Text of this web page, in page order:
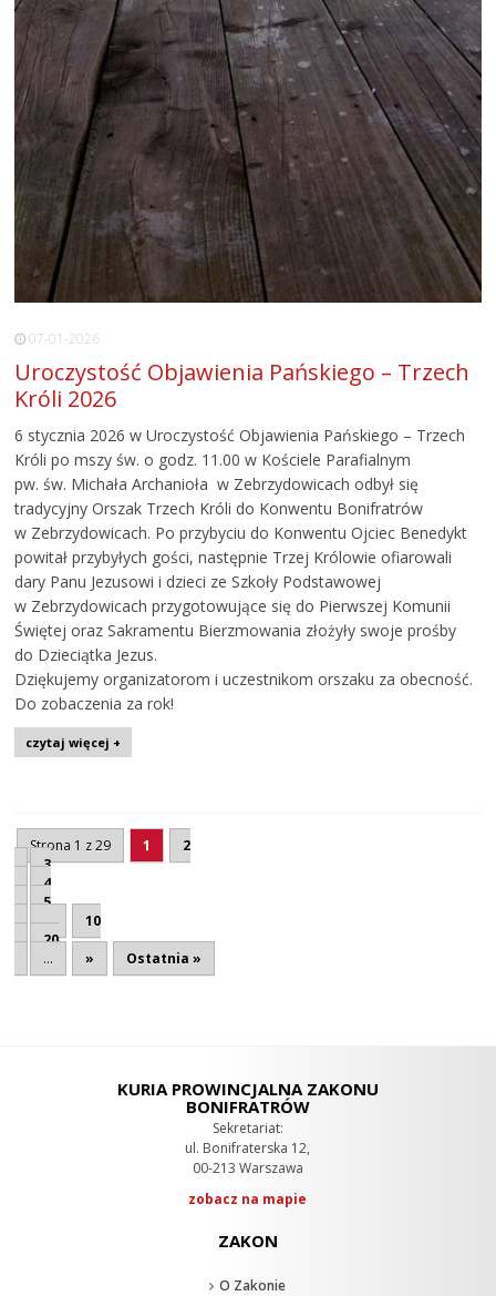
07-01-2026
Uroczystość Objawienia Pańskiego – Trzech
Króli 2026
6 stycznia 2026 w Uroczystość Objawienia Pańskiego – Trzech
Króli po mszy św. o godz. 11.00 w Kościele Parafialnym
pw. św. Michała Archanioła w Zebrzydowicach odbył się
tradycyjny Orszak Trzech Króli do Konwentu Bonifratrów
w Zebrzydowicach. Po przybyciu do Konwentu Ojciec Benedykt
powitał przybyłych gości, następnie Trzej Królowie ofiarowali
dary Panu Jezusowi i dzieci ze Szkoły Podstawowej
w Zebrzydowicach przygotowujące się do Pierwszej Komunii
Świętej oraz Sakramentu Bierzmowania złożyły swoje prośby
do Dzieciątka Jezus.
Dziękujemy organizatorom i uczestnikom orszaku za obecność.
Do zobaczenia za rok!
czytaj więcej +
Strona 1 z 29 1
2
3
4
5
...
10
20
...
» Ostatnia »
KURIA PROWINCJALNA ZAKONU
BONIFRATRÓW
Sekretariat:
ul. Bonifraterska 12,
00-213 Warszawa
zobacz na mapie
ZAKON
O Zakonie